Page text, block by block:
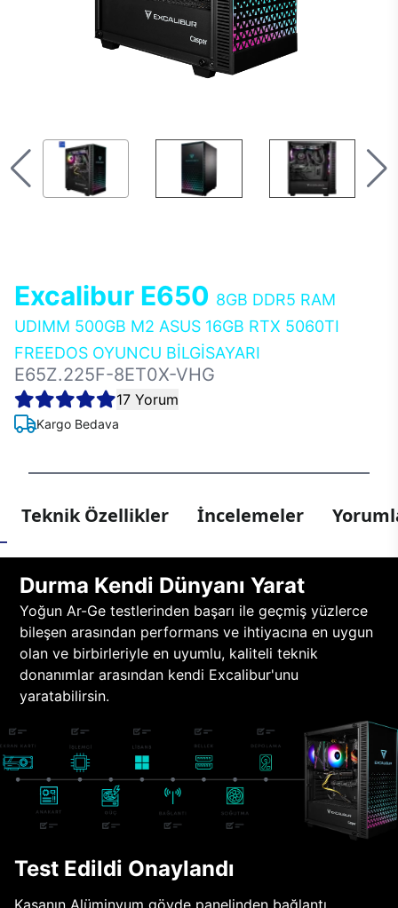
Excalibur E650 8GB DDR5 RAM
UDIMM 500GB M2 ASUS 16GB RTX 5060TI
FREEDOS OYUNCU BİLGİSAYARI
E65Z.225F-8ET0X-VHG
17 Yorum
Kargo Bedava
Teknik Özellikler İncelemeler
Durma Kendi Dünyanı Yarat
Yoğun Ar-Ge testlerinden başarı ile geçmiş yüzlerce
bileşen arasından performans ve ihtiyacına en uygun
olan ve birbirleriyle en uyumlu, kaliteli teknik
donanımlar arasından kendi Excalibur'unu
yaratabilirsin.
Test Edildi Onaylandı
Kasanın Alüminyum gövde panelinden bağlantı